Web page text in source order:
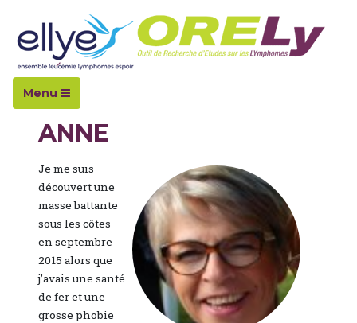
Menu
Accueil
ANNE
Je me suis
découvert une
masse battante
sous les côtes
en septembre
2015 alors que
j’avais une santé
de fer et une
grosse phobie